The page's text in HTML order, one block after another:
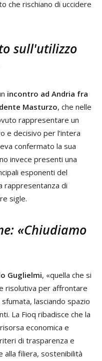
che rischiano di uccidere
sull'utilizzo
incontro ad Andria fra
Masturzo, che nelle
rappresentare un
e decisivo per l’intera
confermato la sua
invece presenti una
esponenti del
rappresentanza di
sigle.
«Chiudiamo
Guglielmi, «quella che si
risolutiva per affrontare
lasciando spazio
La Fioq ribadisce che la
economica e
di trasparenza e
filiera, sostenibilità